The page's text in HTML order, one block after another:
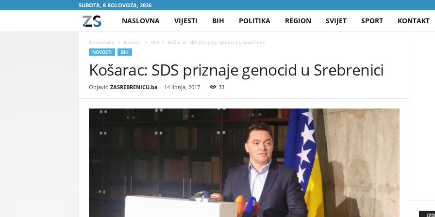
SUBOTA, 8 KOLOVOZA, 2026
A
R
NASLOVNA VIJESTI BIH POLITIKA REGION SVIJET SPORT KONTAKT
Naslovnica Novosti BiH Košarac: SDS priznaje genocid u Srebrenici
NOVOSTI BIH
Košarac: SDS priznaje genocid u Srebrenici
Objavio ZASREBRENICU.ba - 14 lipnja, 2017 33